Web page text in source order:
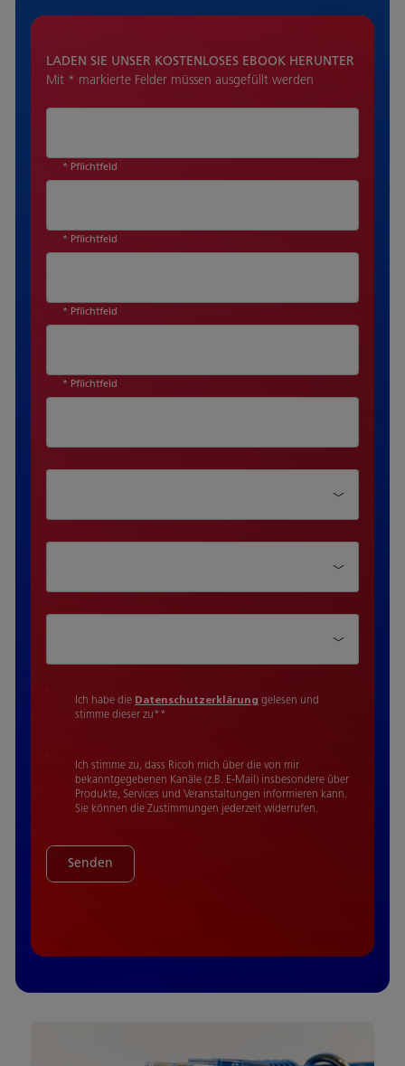
LADEN SIE UNSER KOSTENLOSES EBOOK HERUNTER
Mit * markierte Felder müssen ausgefüllt werden
* Pflichtfeld
* Pflichtfeld
* Pflichtfeld
* Pflichtfeld
Ich habe die Datenschutzerklärung gelesen und
stimme dieser zu**
Ich stimme zu, dass Ricoh mich über die von mir
bekanntgegebenen Kanäle (z.B. E-Mail) insbesondere über
Produkte, Services und Veranstaltungen informieren kann.
Sie können die Zustimmungen jederzeit widerrufen.
Senden